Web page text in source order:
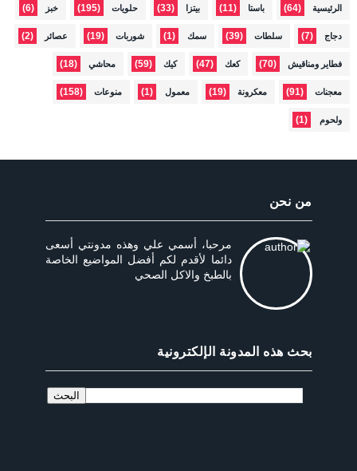
الرئيسية (64) باستا (11) بيتزا (33) حلويات (195) خبز (6)
دجاج (7) سلطات (39) سمك (1) شوربات (19) عصائر (2)
فطاير ومناقيش (70) كعك (47) كيك (59) محاشي (18)
معجنات (91) معكرونة (19) معمول (1) منوعات (158)
ولحوم (1)
من نحن
مرحبا، أسمي علي وهذه مدونتي أسعى
دائما لأقدم لكم أفضل المواضيع الخاصة
بالطبخ والاكل الصحي
بحث هذه المدونة الإلكترونية